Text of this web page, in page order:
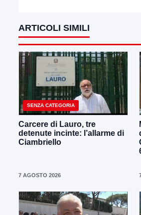
ARTICOLI SIMILI
SENZA CATEGORIA
Carcere di Lauro, tre
detenute incinte: l’allarme di
Ciambriello
7 AGOSTO 2026